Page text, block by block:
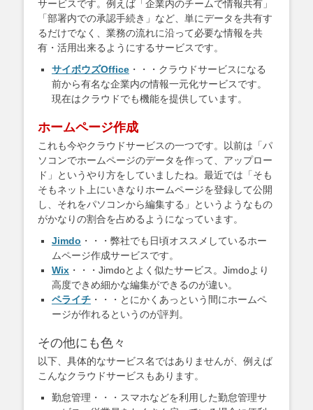
サービスです。例えば「企業内のチームで情報共有」
「部署内での承認手続き」など、単にデータを共有す
るだけでなく、業務の流れに沿って必要な情報を共
有・活用出来るようにするサービスです。
サイボウズOffice ・・・クラウドサービスになる
前から有名な企業内の情報一元化サービスです。
現在はクラウドでも機能を提供しています。
ホームページ作成
これも今やクラウドサービスの一つです。以前は「パ
ソコンでホームページのデータを作って、アップロー
ド」というやり方をしていましたね。最近では「そも
そもネット上にいきなりホームページを登録して公開
し、それをパソコンから編集する」というようなもの
がかなりの割合を占めるようになっています。
Jimdo ・・・弊社でも日頃オススメしているホー
ムページ作成サービスです。
Wix ・・・Jimdoとよく似たサービス。Jimdoより
高度できめ細かな編集ができるのが違い。
ペライチ ・・・とにかくあっという間にホームペ
ージが作れるというのが評判。
その他にも色々
以下、具体的なサービス名ではありませんが、例えば
こんなクラウドサービスもあります。
勤怠管理・・・スマホなどを利用した勤怠管理サ